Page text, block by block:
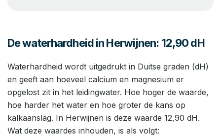
De waterhardheid in Herwijnen: 12,90 dH
Waterhardheid wordt uitgedrukt in Duitse graden (dH)
en geeft aan hoeveel calcium en magnesium er
opgelost zit in het leidingwater. Hoe hoger de waarde,
hoe harder het water en hoe groter de kans op
kalkaanslag. In Herwijnen is deze waarde 12,90 dH.
Wat deze waardes inhouden, is als volgt: